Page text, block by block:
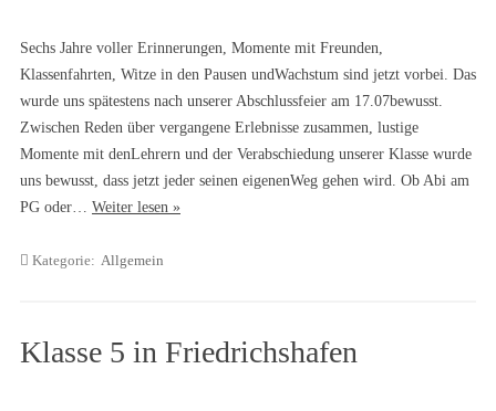
Sechs Jahre voller Erinnerungen, Momente mit Freunden,
Klassenfahrten, Witze in den Pausen undWachstum sind jetzt vorbei. Das
wurde uns spätestens nach unserer Abschlussfeier am 17.07bewusst.
Zwischen Reden über vergangene Erlebnisse zusammen, lustige
Momente mit denLehrern und der Verabschiedung unserer Klasse wurde
uns bewusst, dass jetzt jeder seinen eigenenWeg gehen wird. Ob Abi am
PG oder… Weiter lesen »
Kategorie: Allgemein
Klasse 5 in Friedrichshafen